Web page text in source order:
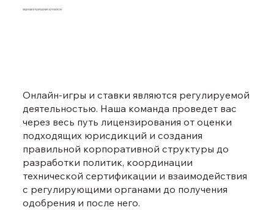
ЛИЦЕНЗИИ И РАЗРЕШЕНИЯ ЗА РУБЕЖОМ
Онлайн-игры и ставки являются регулируемой
деятельностью. Наша команда проведет вас
через весь путь лицензирования от оценки
подходящих юрисдикций и создания
правильной корпоративной структуры до
разработки политик, координации
технической сертификации и взаимодействия
с регулирующими органами до получения
одобрения и после него.